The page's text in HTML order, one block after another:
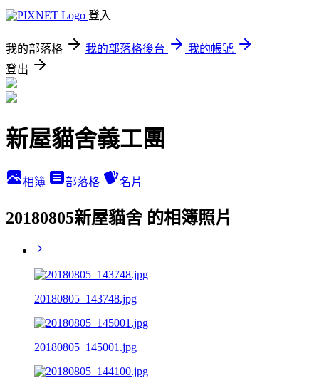
登入
我的部落格 我的部落格後台
我的帳號
登出
新屋貓舍義工團
相簿 部落格 名片
20180805新屋貓舍 的相簿照片
20180805_143748.jpg
20180805_145001.jpg